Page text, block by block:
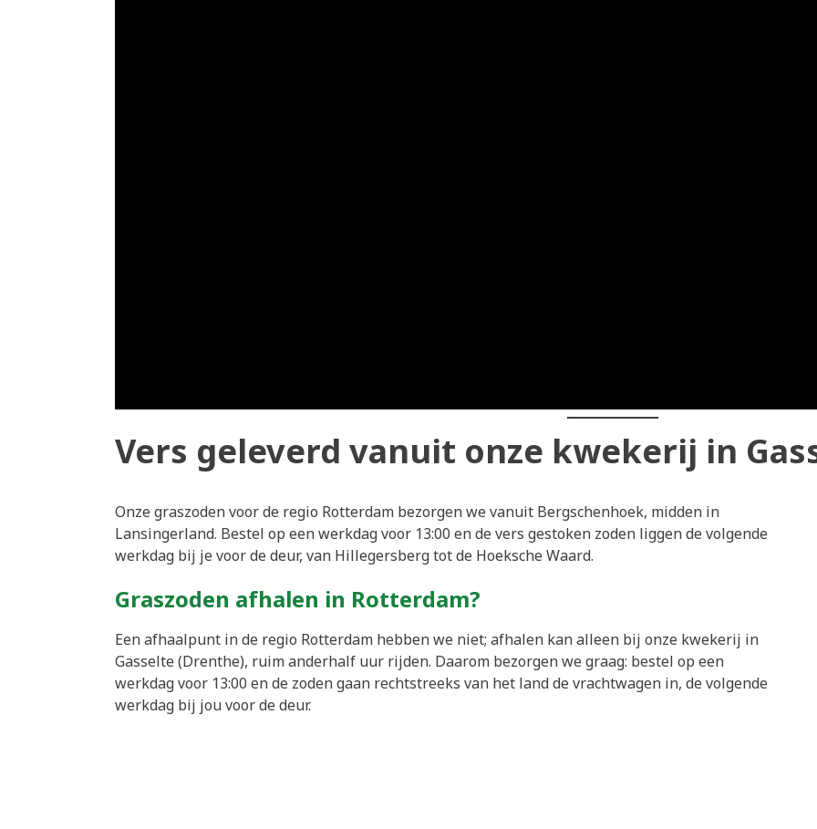
Vers geleverd vanuit onze kwekerij in
Onze graszoden voor de regio Rotterdam bezorgen we vanuit Bergschenhoek, midden in
Lansingerland. Bestel op een werkdag voor 13:00 en de vers gestoken zoden liggen de volgende
werkdag bij je voor de deur, van Hillegersberg tot de Hoeksche Waard.
Graszoden afhalen in Rotterdam?
Een afhaalpunt in de regio Rotterdam hebben we niet; afhalen kan alleen bij onze kwekerij in
Gasselte (Drenthe), ruim anderhalf uur rijden. Daarom bezorgen we graag: bestel op een
werkdag voor 13:00 en de zoden gaan rechtstreeks van het land de vrachtwagen in, de volgende
werkdag bij jou voor de deur.